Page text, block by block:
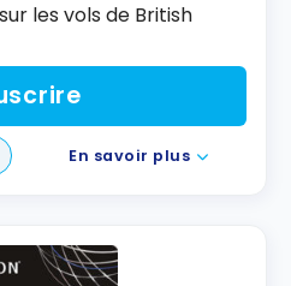
les vols de British
En savoir plus